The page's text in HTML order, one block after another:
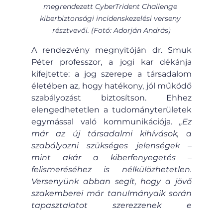
megrendezett CyberTrident Challenge
kiberbiztonsági incidenskezelési verseny
résztvevői. (Fotó: Adorján András)
A rendezvény megnyitóján dr. Smuk
Péter professzor, a jogi kar dékánja
kifejtette: a jog szerepe a társadalom
életében az, hogy hatékony, jól működő
szabályozást biztosítson. Ehhez
elengedhetetlen a tudományterületek
egymással való kommunikációja. „Ez
már az új társadalmi kihívások, a
szabályozni szükséges jelenségek –
mint akár a kiberfenyegetés –
felismeréséhez is nélkülözhetetlen.
Versenyünk abban segít, hogy a jövő
szakemberei már tanulmányaik során
tapasztalatot szerezzenek e